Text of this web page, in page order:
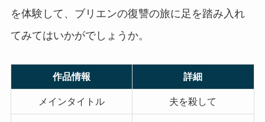
を体験して、ブリエンの復讐の旅に足を踏み入れ
てみてはいかがでしょうか。
作品情報 詳細
メインタイトル 夫を殺して